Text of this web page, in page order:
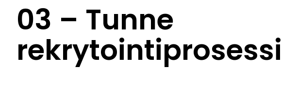
03 – Tunne
rekrytointiprosessi